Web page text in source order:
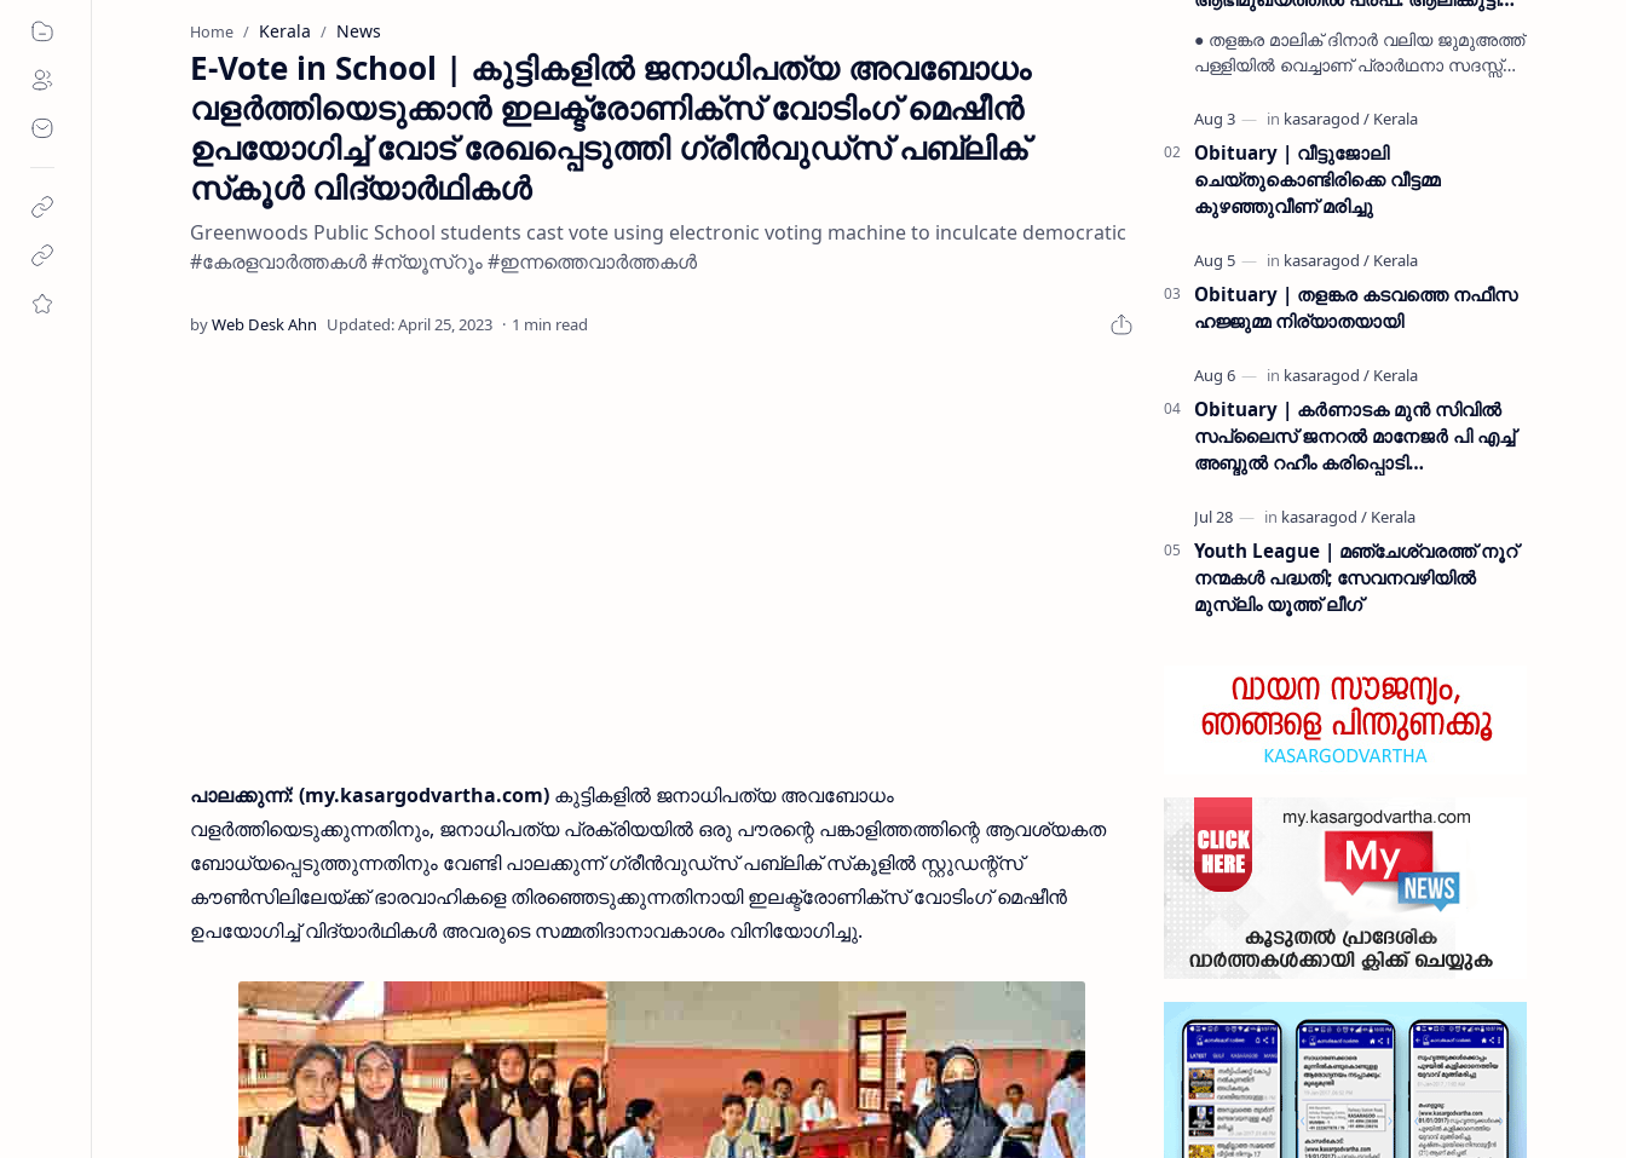
Home Kerala News
E-Vote in School | കുട്ടികളില്‍ ജനാധിപത്യ അവബോധം
വളര്‍ത്തിയെടുക്കാന്‍ ഇലക്ട്രോണിക്‌സ് വോടിംഗ് മെഷീന്‍
ഉപയോഗിച്ച് വോട് രേഖപ്പെടുത്തി ഗ്രീന്‍വുഡ്സ് പബ്ലിക്
സ്‌കൂള്‍ വിദ്യാര്‍ഥികള്‍
Greenwoods Public School students cast vote using electronic voting machine to inculcate democratic
#കേരളവാർത്തകൾ #ന്യൂസ്റൂം #ഇന്നത്തെവാർത്തകൾ
1 min read
പാലക്കുന്ന്: (my.kasargodvartha.com) കുട്ടികളില്‍ ജനാധിപത്യ അവബോധം
വളര്‍ത്തിയെടുക്കുന്നതിനും, ജനാധിപത്യ പ്രക്രിയയില്‍ ഒരു പൗരന്റെ പങ്കാളിത്തത്തിന്റെ ആവശ്യകത
ബോധ്യപ്പെടുത്തുന്നതിനും വേണ്ടി പാലക്കുന്ന് ഗ്രീന്‍വുഡ്സ് പബ്ലിക് സ്‌കൂളില്‍ സ്റ്റുഡന്റ്സ്
കൗണ്‍സിലിലേയ്ക്ക് ഭാരവാഹികളെ തിരഞ്ഞെടുക്കുന്നതിനായി ഇലക്ട്രോണിക്‌സ് വോടിംഗ് മെഷീന്‍
ഉപയോഗിച്ച് വിദ്യാര്‍ഥികള്‍ അവരുടെ സമ്മതിദാനാവകാശം വിനിയോഗിച്ചു.
മുസ്ലിയാർ അനുസ്മരണം നടത്തി
● തളങ്കര മാലിക് ദിനാർ വലിയ ജുമുഅത്ത്
പള്ളിയിൽ വെച്ചാണ് പ്രാർഥനാ സദസ്സ്
ഉമർ മുസ്ലിയാർ പരിപാടിക്ക് നേതൃത്വം
നൽകി കാസ…
Obituary | വീട്ടുജോലി
ചെയ്തുകൊണ്ടിരിക്കെ വീട്ടമ്മ
കുഴഞ്ഞുവീണ് മരിച്ചു
Obituary | തളങ്കര കടവത്തെ നഫീസ
ഹജ്ജുമ്മ നിര്യാതയായി
Obituary | കർണാടക മുൻ സിവില്‍
സപ്ലൈസ് ജനറൽ മാനേജർ പി എച്ച്
അബ്ദുൽ റഹീം കരിപ്പൊടി
Youth League | മഞ്ചേശ്വരത്ത് നൂറ്
നന്മകൾ പദ്ധതി; സേവനവഴിയിൽ
മുസ്ലിം യൂത്ത് ലീഗ്